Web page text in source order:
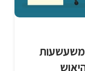
משעשעות